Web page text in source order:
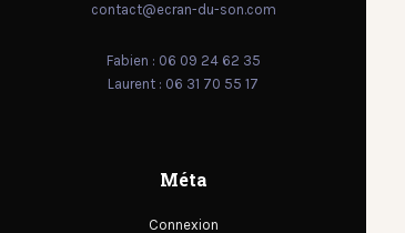
contact@ecran-du-son.com
Fabien : 06 09 24 62 35
Laurent : 06 31 70 55 17
Méta
Connexion